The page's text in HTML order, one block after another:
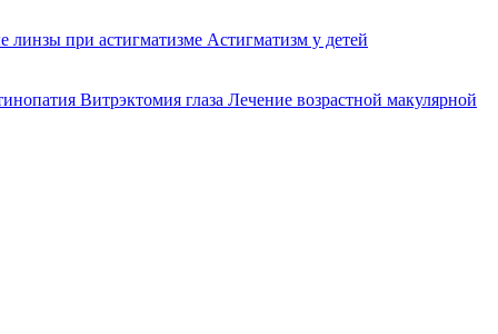
линзы при астигматизме Астигматизм у детей
Витрэктомия глаза Лечение возрастной макулярной